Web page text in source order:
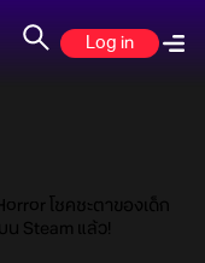
Log in
โชคชะตาของเด็ก
น Steam แล้ว!